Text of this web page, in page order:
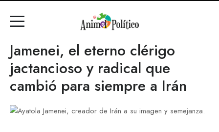
Jamenei, el eterno clérigo
jactancioso y radical que
cambió para siempre a Irán